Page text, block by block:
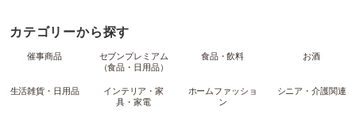
カテゴリーから探す
催事商品
セブンプレミアム
（食品・日用品）
食品・飲料 お酒
生活雑貨・日用品
インテリア・家
具・家電
ホームファッショ
ン
シニア・介護関連